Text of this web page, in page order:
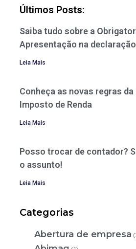
Últimos Posts:
Saiba tudo sobre a
Apresentação na declaração
Leia Mais
Conheça as novas regras
Imposto de Renda
Leia Mais
Posso trocar de contador?
o assunto!
Leia Mais
Categorias
Abertura de empresa